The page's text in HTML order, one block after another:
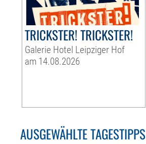
TRICKSTER! TRICKSTER!
Galerie Hotel Leipziger Hof
am 14.08.2026
AUSGEWÄHLTE TAGESTIPPS